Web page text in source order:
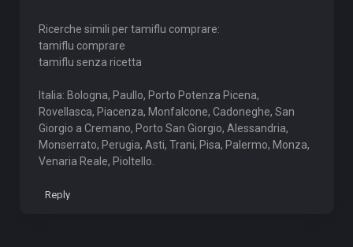
Ricerche simili per tamiflu comprare:
tamiflu comprare
tamiflu senza ricetta
Italia: Bologna, Paullo, Porto Potenza Picena,
Rovellasca, Piacenza, Monfalcone, Cadoneghe, San
Giorgio a Cremano, Porto San Giorgio, Alessandria,
Monserrato, Perugia, Asti, Trani, Pisa, Palermo, Monza,
Venaria Reale, Pioltello.
Reply